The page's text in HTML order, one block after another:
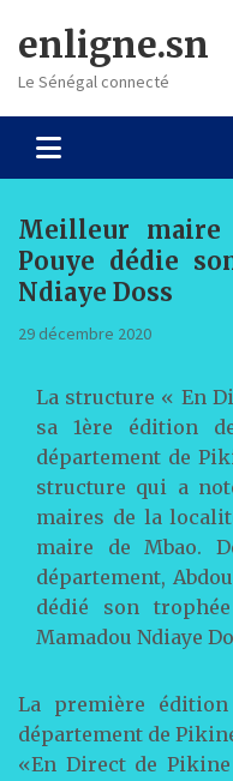
content
enligne.sn
Le Sénégal connecté
Meilleur maire
Pouye dédie
Ndiaye Doss
29 décembre 2020
La structure « En
sa 1ère édition
département de
structure qui a
maires de la
maire de Mbao.
département,
dédié son
Mamadou Ndiaye
La première
département de
«En Direct de